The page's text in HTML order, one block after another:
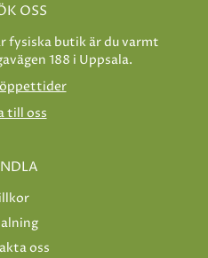
OSS
fysiska butik är du varmt
188 i Uppsala.
öppettider
till oss
oss